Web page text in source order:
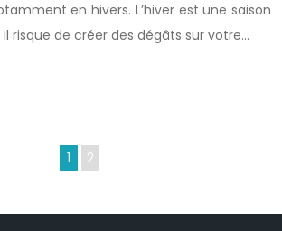
en hivers. L’hiver est une saison
risque de créer des dégâts sur votre…
1 2